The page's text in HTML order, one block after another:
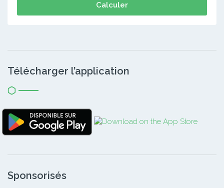
Calculer
Télécharger l’application
Sponsorisés